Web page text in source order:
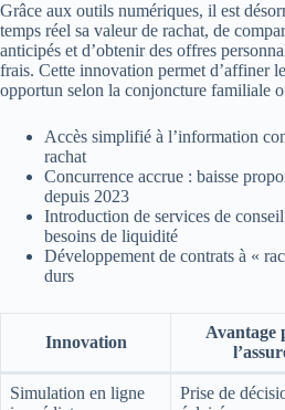
Grâce aux outils numériques, il est
temps réel sa valeur de rachat, de
anticipés et d’obtenir des offres
frais. Cette innovation permet d’affiner
opportun selon la conjoncture familiale
Accès simplifié à l’information
rachat
Concurrence accrue : baisse
depuis 2023
Introduction de services de
besoins de liquidité
Développement de contrats à «
durs
Innovation
Avantage
Simulation en ligne
Prise de